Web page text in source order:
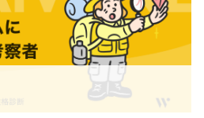
るメタバース空間を提供しま
、コミュニケーションの取れる新
ることが可能です。
る方向けの業務管理システムで